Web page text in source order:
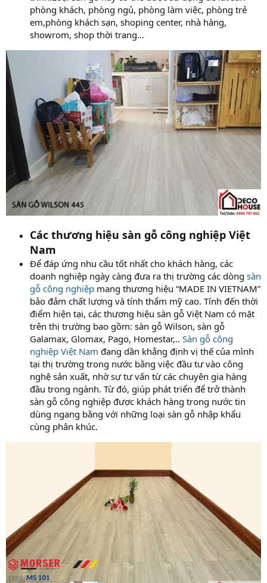
phòng khách, phòng ngủ, phòng làm việc, phòng trẻ
em,phòng khách sạn, shoping center, nhà hàng,
showrom, shop thời trang…
Các thương hiệu sàn gỗ công nghiệp Việt
Nam
Để đáp ứng nhu cầu tốt nhất cho khách hàng, các
doanh nghiệp ngày càng đưa ra thị trường các dòng sàn
gỗ công nghiệp mang thương hiệu “MADE IN VIETNAM”
bảo đảm chất lượng và tính thẩm mỹ cao. Tính đến thời
điểm hiện tại, các thương hiệu sàn gỗ Việt Nam có mặt
trên thị trường bao gồm: sàn gỗ Wilson, sàn gỗ
Galamax, Glomax, Pago, Homestar,.. Sàn gỗ công
nghiệp Việt Nam đang dần khẳng định vị thế của mình
tại thị trường trong nước bằng việc đầu tư vào công
nghệ sản xuất, nhờ sự tư vấn từ các chuyên gia hàng
đầu trong ngành. Từ đó, giúp phát triển để trở thành
sàn gỗ công nghiệp được khách hàng trong nước tin
dùng ngang bằng với những loại sàn gỗ nhập khẩu
cùng phân khúc.